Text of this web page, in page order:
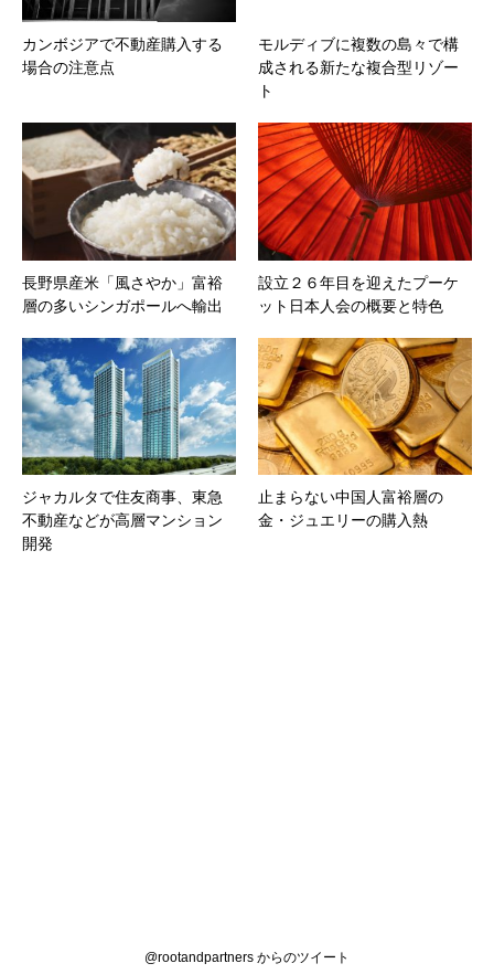
カンボジアで不動産購入する
場合の注意点
モルディブに複数の島々で構
成される新たな複合型リゾー
ト
長野県産米「風さやか」富裕
層の多いシンガポールへ輸出
設立２６年目を迎えたプーケ
ット日本人会の概要と特色
ジャカルタで住友商事、東急
不動産などが高層マンション
開発
止まらない中国人富裕層の
金・ジュエリーの購入熱
@rootandpartners からのツイート